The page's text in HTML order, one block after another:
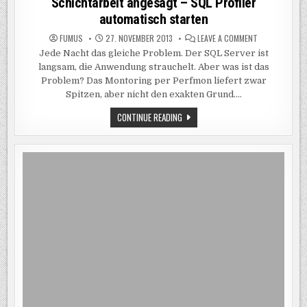
automatisch starten
FUMUS 27. NOVEMBER 2013 LEAVE A COMMENT
ANGESAGT
–
SQL
PROFILER
AUTOMATISCH
Jede Nacht das gleiche Problem. Der SQL Server ist
langsam, die Anwendung strauchelt. Aber was ist das
Problem? Das Montoring per Perfmon liefert zwar
Spitzen, aber nicht den exakten Grund….
CONTINUE READINGSCHICHTARBEIT
ANGESAGT
–
SQL
PROFILER